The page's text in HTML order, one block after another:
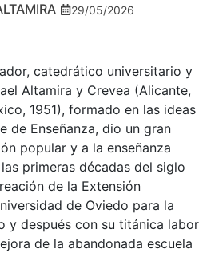
29/05/2026
catedrático universitario y
Altamira y Crevea (Alicante,
1951), formado en las ideas
de Enseñanza, dio un gran
popular y a la enseñanza
primeras décadas del siglo
de la Extensión
de Oviedo para la
y después con su titánica labor
de la abandonada escuela